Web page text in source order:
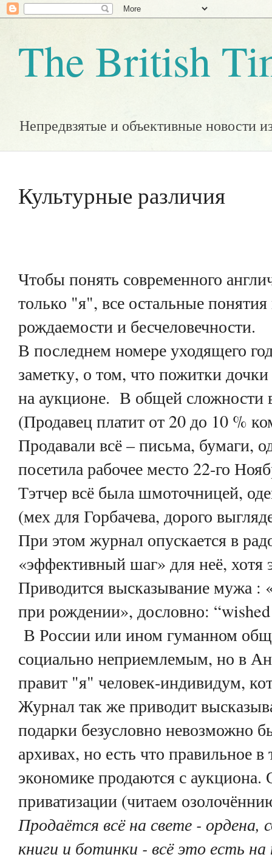
The British
Непредвзятые и объективные новости
Культурные различия
Чтобы понять современного
только "я", все остальные
рождаемости и бесчеловечности.
В последнем номере уходящего
заметку, о том, что пожитки
на аукционе. В общей сложности
(Продавец платит от 20 до 10 %
Продавали всё – письма, бумаги,
посетила рабочее место 22-го
Тэтчер всё была шмоточницей,
(мех для Горбачева, дорого
При этом журнал опускается в
«эффективный шаг» для неё, хотя
Приводится высказывание мужа :
при рождении», дословно: “wished
В России или ином гуманном
социально неприемлемым, но в
правит "я" человек-индивидум,
Журнал так же приводит
подарки безусловно невозможно
архивах, но есть что правильное
экономике продаются с аукциона.
приватизации (читаем
Продаётся всё на свете -
книги и ботинки - всё это есть